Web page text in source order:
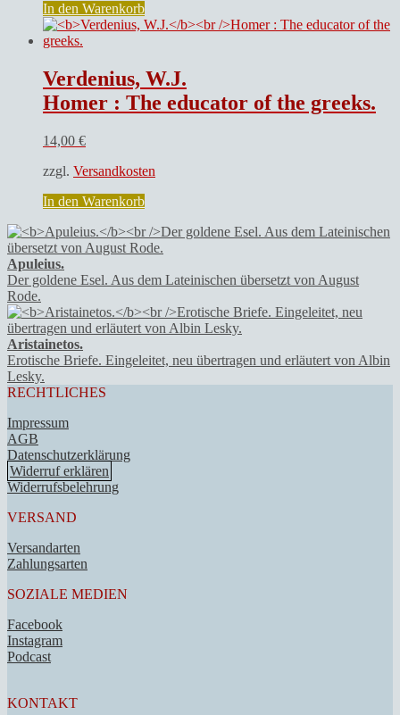
In den Warenkorb
Verdenius, W.J.
Homer : The educator of the greeks.
14,00 €
zzgl. Versandkosten
In den Warenkorb
Apuleius.
Der goldene Esel. Aus dem Lateinischen übersetzt von August
Rode.
Aristainetos.
Erotische Briefe. Eingeleitet, neu übertragen und erläutert von Albin
Lesky.
RECHTLICHES
Impressum
AGB
Datenschutzerklärung
Widerruf erklären
Widerrufsbelehrung
VERSAND
Versandarten
Zahlungsarten
SOZIALE MEDIEN
Facebook
Instagram
Podcast
KONTAKT